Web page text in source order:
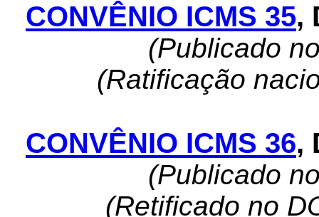
CONVÊNIO ICMS 35,
(Publicado
(Ratificação
CONVÊNIO ICMS 36,
(Publicado
(Retificado no